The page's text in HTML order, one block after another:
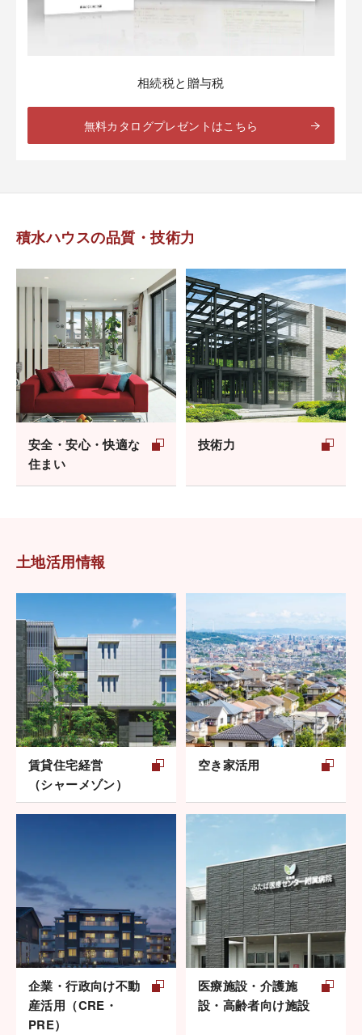
相続税と贈与税
無料カタログプレゼントはこちら
積水ハウスの品質・技術力
安全・安心・快適な
住まい
技術力
土地活用情報
賃貸住宅経営
（シャーメゾン）
空き家活用
企業・行政向け不動
産活用（CRE・
PRE）
医療施設・介護施
設・高齢者向け施設